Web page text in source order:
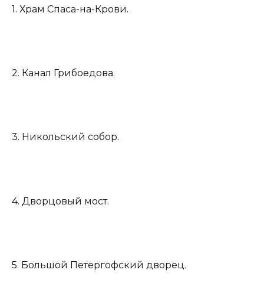
1. Храм Спаса-на-Крови.
2. Канал Грибоедова.
3. Никольский собор.
4. Дворцовый мост.
5. Большой Петергофский дворец.